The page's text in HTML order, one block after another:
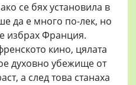
се бях установила в
да е много по-лек, но
избрах Франция.
кино, цялата
духовно убежище от
а след това станаха